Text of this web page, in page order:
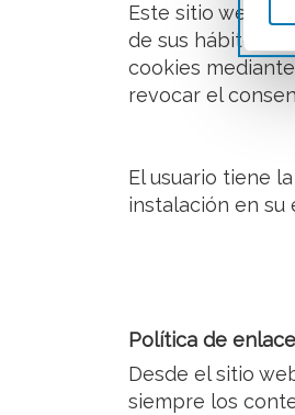
Este sitio web
de sus hábitos
cookies
revocar el
El usuario tiene
instalación en su
Política de
Desde el sitio
siempre los